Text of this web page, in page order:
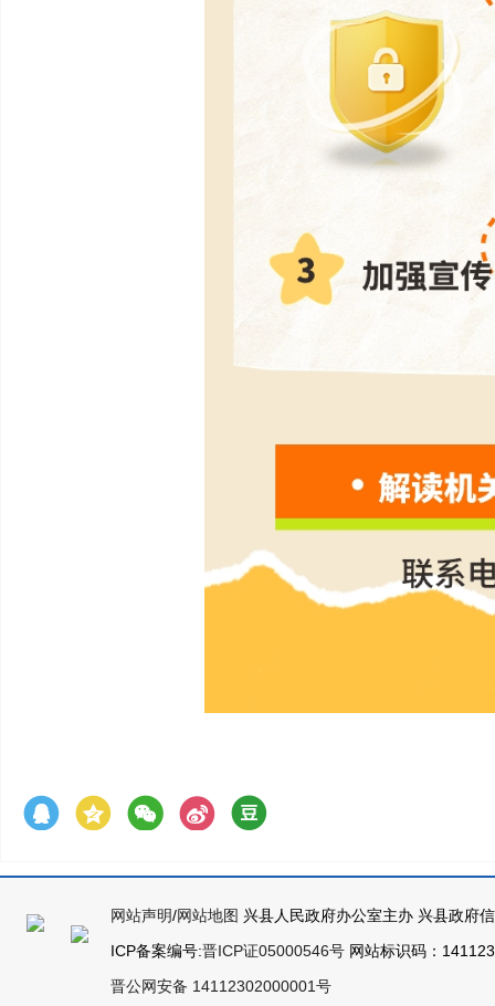
网站声明/网站地图 兴县人民政府办公室主办 兴县政府
ICP备案编号:晋ICP证05000546号 网站标识码：
晋公网安备 14112302000001号